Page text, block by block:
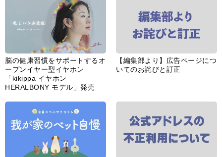
脳の健康習慣をサポートするオ
ープンイヤー型イヤホン
「kikippa イヤホン
HERALBONY モデル」発売
【編集部より】広告ページにつ
いてのお詫びと訂正